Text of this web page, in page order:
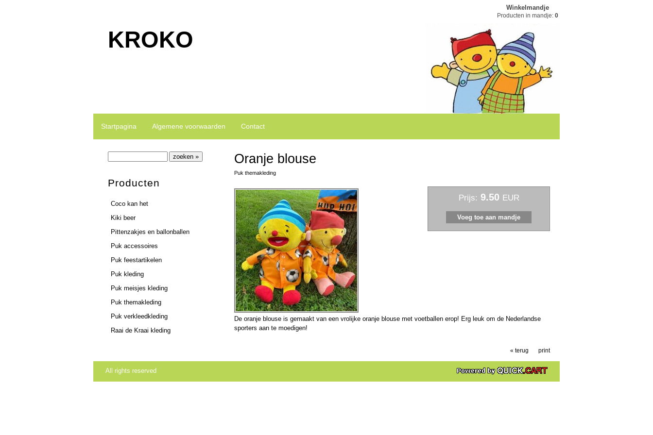
Winkelmandje
Producten in mandje: 0
KROKO
Startpagina Algemene voorwaarden Contact
Producten
Coco kan het
Kiki beer
Pittenzakjes en ballonballen
Puk accessoires
Puk feestartikelen
Puk kleding
Puk meisjes kleding
Puk themakleding
Puk verkleedkleding
Raai de Kraai kleding
Oranje blouse
Puk themakleding
Prijs: 9.50 EUR
De oranje blouse is gemaakt van een vrolijke oranje blouse met voetballen erop! Erg leuk om de Nederlandse
sporters aan te moedigen!
print
« terug
All rights reserved